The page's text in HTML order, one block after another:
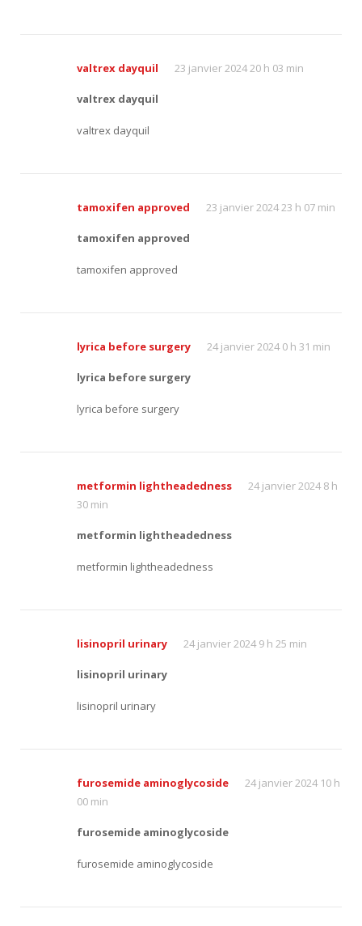
valtrex dayquil 23 janvier 2024 20 h 03 min
valtrex dayquil
valtrex dayquil
tamoxifen approved 23 janvier 2024 23 h 07 min
tamoxifen approved
tamoxifen approved
lyrica before surgery 24 janvier 2024 0 h 31 min
lyrica before surgery
lyrica before surgery
metformin lightheadedness
24 janvier 2024 8 h
30 min
metformin lightheadedness
metformin lightheadedness
lisinopril urinary 24 janvier 2024 9 h 25 min
lisinopril urinary
lisinopril urinary
furosemide aminoglycoside
24 janvier 2024 10 h
00 min
furosemide aminoglycoside
furosemide aminoglycoside